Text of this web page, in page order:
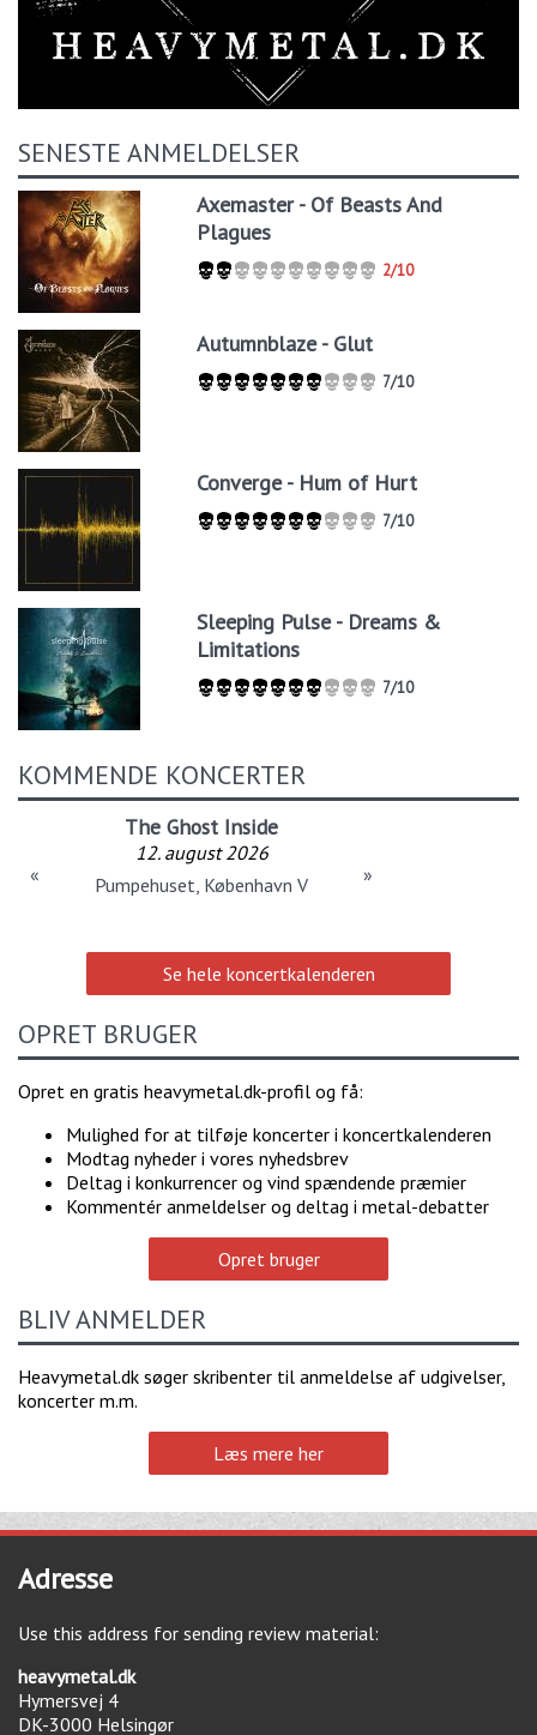
SENESTE ANMELDELSER
Axemaster - Of Beasts And
Plagues
2/10
Autumnblaze - Glut
7/10
Converge - Hum of Hurt
7/10
Sleeping Pulse - Dreams &
Limitations
7/10
KOMMENDE KONCERTER
The Ghost Inside
12. august 2026
Pumpehuset, København V
« »
Se hele koncertkalenderen
OPRET BRUGER
Opret en gratis heavymetal.dk-profil og få:
Mulighed for at tilføje koncerter i koncertkalenderen
Modtag nyheder i vores nyhedsbrev
Deltag i konkurrencer og vind spændende præmier
Kommentér anmeldelser og deltag i metal-debatter
Opret bruger
BLIV ANMELDER
Heavymetal.dk søger skribenter til anmeldelse af udgivelser,
koncerter m.m.
Læs mere her
Adresse
Use this address for sending review material:
heavymetal.dk
Hymersvej 4
DK-3000 Helsingør